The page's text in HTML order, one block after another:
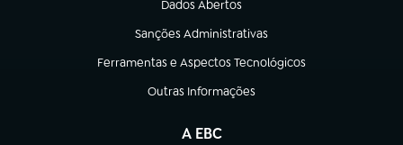
Dados Abertos
(abre em nova aba)
Sanções Administrativas
(abre em nova aba)
Ferramentas e Aspectos Tecnológicos
(abre em nova aba)
Outras Informações
(abre em nova aba)
A EBC